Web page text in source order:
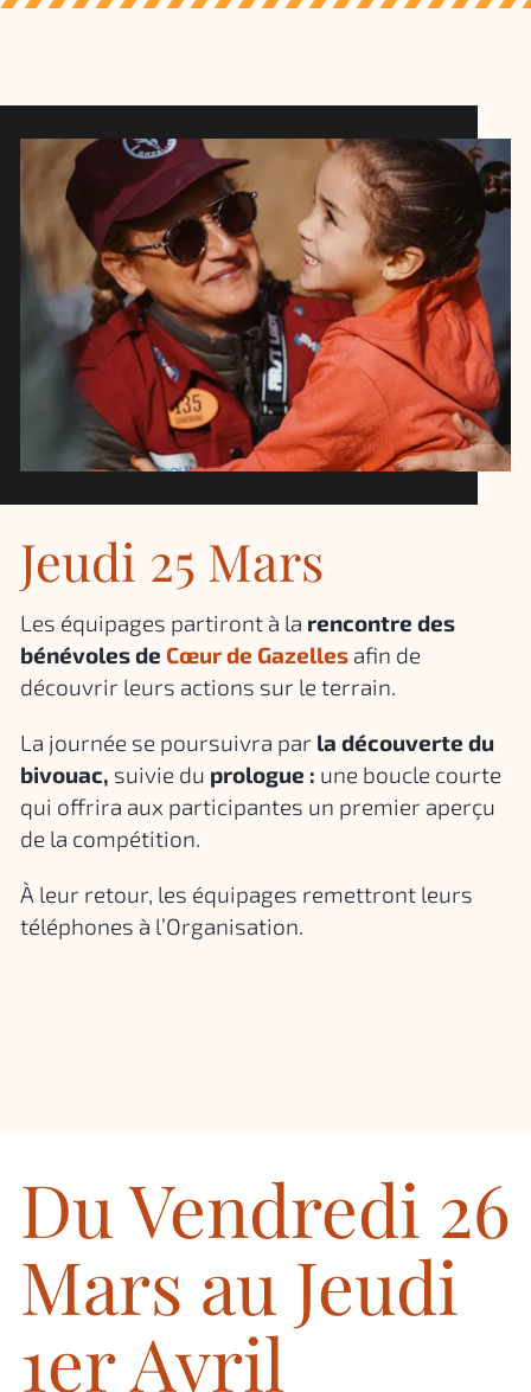
Jeudi 25 Mars
Les équipages partiront à la rencontre des
bénévoles de Cœur de Gazelles afin de
découvrir leurs actions sur le terrain.
La journée se poursuivra par la découverte du
bivouac, suivie du prologue : une boucle courte
qui offrira aux participantes un premier aperçu
de la compétition.
À leur retour, les équipages remettront leurs
téléphones à l’Organisation.
Du Vendredi 26
Mars au Jeudi
1er Avril